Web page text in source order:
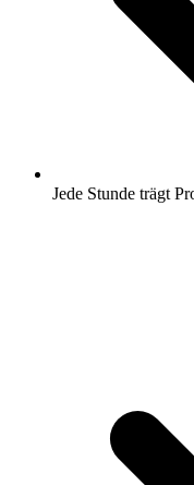
Jede Stunde trägt